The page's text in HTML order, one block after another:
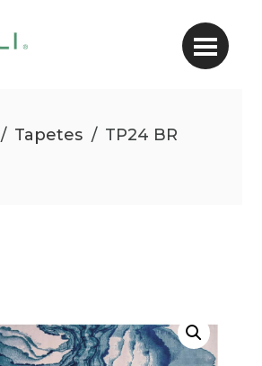
/ Tapetes / TP24 BR